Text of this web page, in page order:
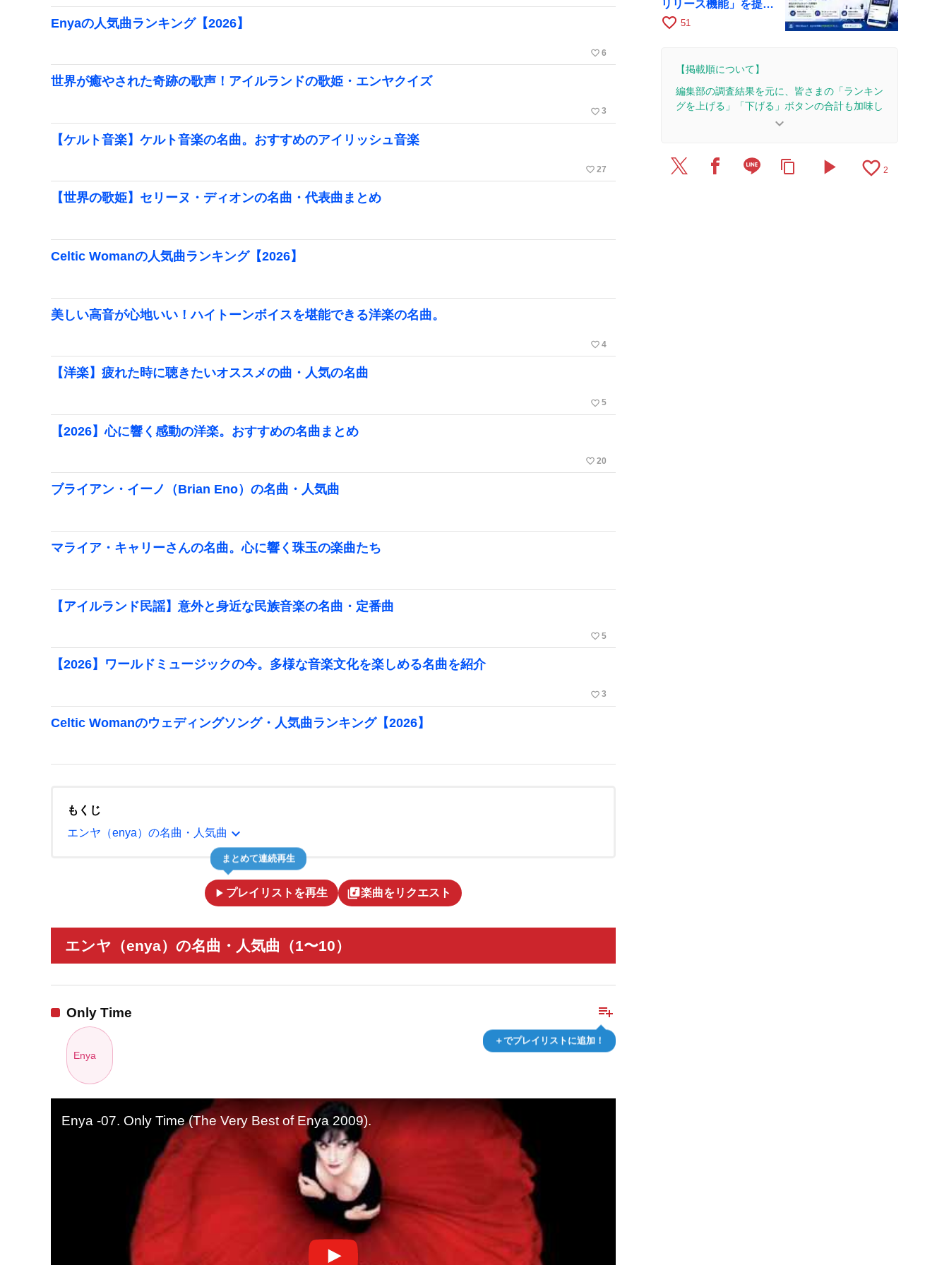
Enyaの人気曲ランキング【2026】
favorite_border 6
世界が癒やされた奇跡の歌声！アイルランドの歌姫・エンヤクイズ
favorite_border 3
【ケルト音楽】ケルト音楽の名曲。おすすめのアイリッシュ音楽
favorite_border 27
【世界の歌姫】セリーヌ・ディオンの名曲・代表曲まとめ
Celtic Womanの人気曲ランキング【2026】
美しい高音が心地いい！ハイトーンボイスを堪能できる洋楽の名曲。
favorite_border 4
【洋楽】疲れた時に聴きたいオススメの曲・人気の名曲
favorite_border 5
【2026】心に響く感動の洋楽。おすすめの名曲まとめ
favorite_border 20
ブライアン・イーノ（Brian Eno）の名曲・人気曲
マライア・キャリーさんの名曲。心に響く珠玉の楽曲たち
【アイルランド民謡】意外と身近な民族音楽の名曲・定番曲
favorite_border 5
【2026】ワールドミュージックの今。多様な音楽文化を楽しめる名曲を紹介
favorite_border 3
Celtic Womanのウェディングソング・人気曲ランキング【2026】
もくじ
エンヤ（enya）の名曲・人気曲 expand_more
play_arrow プレイリストを再生
まとめて連続再生
library_music楽曲をリクエスト
エンヤ（enya）の名曲・人気曲（1〜10）
playlist_add
＋でプレイリストに追加！
Only Time
Enya
Enya -07. Only Time (The Very Best of Enya 2009).
リリース機能」を提供
開始
favorite_border 51
【掲載順について】
編集部の調査結果を元に、皆さまの「ランキン
グを上げる」「下げる」ボタンの合計も加味し
2026/1/14：1本のレビューを追加・更新。
keyboard_arrow_down
content_copy play_arrow favorite_border 2